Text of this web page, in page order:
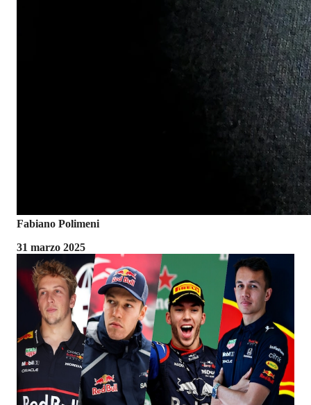
Fabiano Polimeni
31 marzo 2025